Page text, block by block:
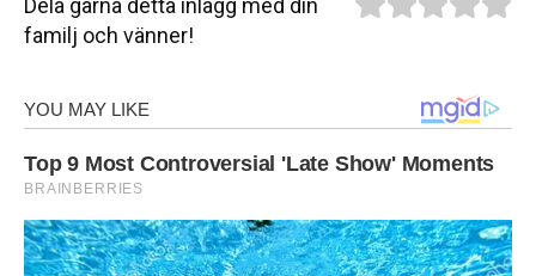
Dela gärna detta inlägg med din
familj och vänner!